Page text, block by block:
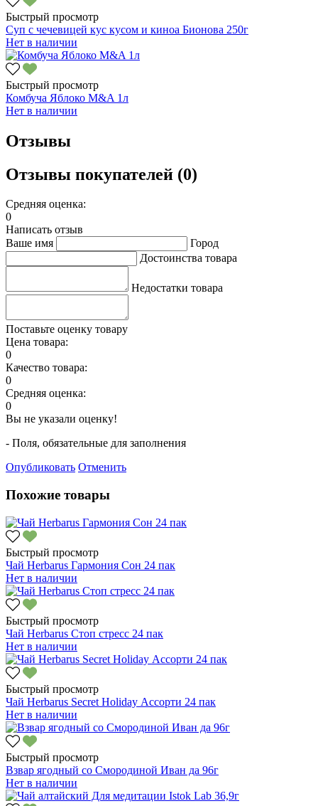
Быстрый просмотр
Суп с чечевицей кус кусом и киноа Бионова 250г
Нет в наличии
Быстрый просмотр
Комбуча Яблоко M&A 1л
Нет в наличии
Отзывы
Отзывы покупателей (0)
Средняя оценка:
0
Написать отзыв
Ваше имя
Город
Достоинства товара
Недостатки товара
Поставьте оценку товару
Цена товара:
0
Качество товара:
0
Средняя оценка:
0
Вы не указали оценку!
- Поля, обязательные для заполнения
Опубликовать Отменить
Похожие товары
Быстрый просмотр
Чай Herbarus Гармония Сон 24 пак
Нет в наличии
Быстрый просмотр
Чай Herbarus Стоп стресс 24 пак
Нет в наличии
Быстрый просмотр
Чай Herbarus Secret Holiday Ассорти 24 пак
Нет в наличии
Быстрый просмотр
Взвар ягодный со Смородиной Иван да 96г
Нет в наличии